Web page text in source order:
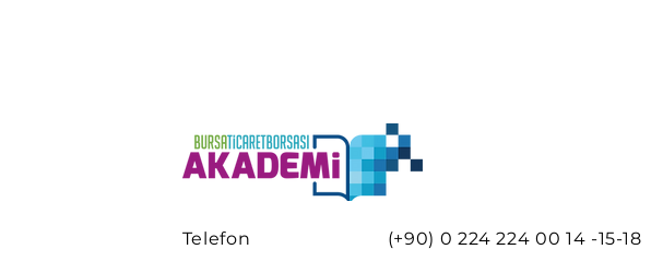
Telefon (+90) 0 224 224 00 14 -15-18